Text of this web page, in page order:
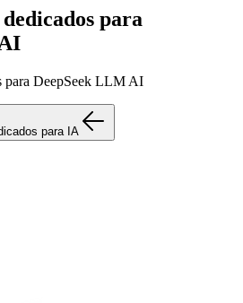
para
para DeepSeek LLM AI
para IA